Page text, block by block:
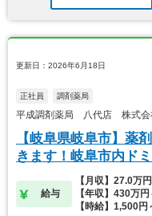
更新日：2026年6月18日
正社員 調剤薬局
平成調剤薬局 八代店 株式会
【岐阜県岐阜市】薬
きます！岐阜市内ド
給与
【月収】27.0万
【年収】430万
【時給】1,500円